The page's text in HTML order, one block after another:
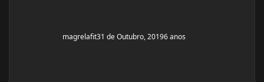
magrelafit31 de Outubro, 20196 anos